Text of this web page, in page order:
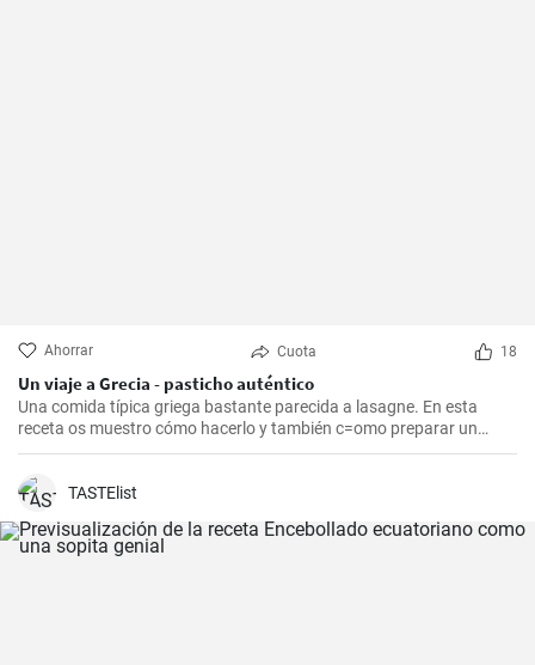
Ahorrar Cuota 18
Un viaje a Grecia - pasticho auténtico
Una comida típica griega bastante parecida a lasagne. En esta
receta os muestro cómo hacerlo y también c=omo preparar un
bechamel auténtico.
TASTElist